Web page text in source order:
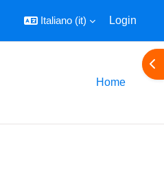
Italiano ‎(it)‎ Login
Home